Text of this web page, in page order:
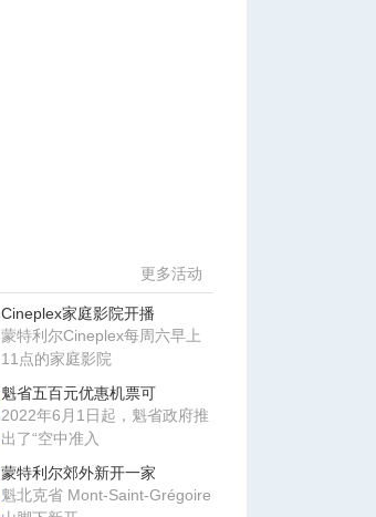
更多活动
Cineplex家庭影院开播
蒙特利尔Cineplex每周六早上
11点的家庭影院
魁省五百元优惠机票可
2022年6月1日起，魁省政府推
出了“空中准入
蒙特利尔郊外新开一家
魁北克省 Mont-Saint-Grégoire